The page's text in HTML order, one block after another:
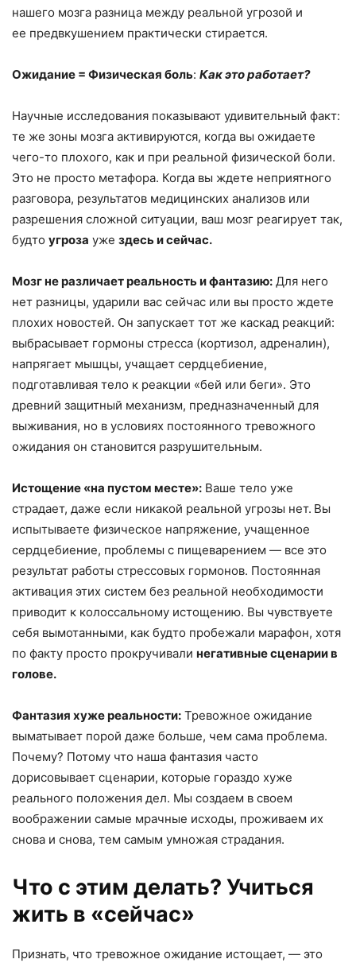
нашего мозга разница между реальной угрозой и
ее предвкушением практически стирается.
Ожидание = Физическая боль: Как это работает?
Научные исследования показывают удивительный факт:
те же зоны мозга активируются, когда вы ожидаете
чего-то плохого, как и при реальной физической боли.
Это не просто метафора. Когда вы ждете неприятного
разговора, результатов медицинских анализов или
разрешения сложной ситуации, ваш мозг реагирует так,
будто угроза уже здесь и сейчас.
Мозг не различает реальность и фантазию: Для него
нет разницы, ударили вас сейчас или вы просто ждете
плохих новостей. Он запускает тот же каскад реакций:
выбрасывает гормоны стресса (кортизол, адреналин),
напрягает мышцы, учащает сердцебиение,
подготавливая тело к реакции «бей или беги». Это
древний защитный механизм, предназначенный для
выживания, но в условиях постоянного тревожного
ожидания он становится разрушительным.
Истощение «на пустом месте»: Ваше тело уже
страдает, даже если никакой реальной угрозы нет. Вы
испытываете физическое напряжение, учащенное
сердцебиение, проблемы с пищеварением — все это
результат работы стрессовых гормонов. Постоянная
активация этих систем без реальной необходимости
приводит к колоссальному истощению. Вы чувствуете
себя вымотанными, как будто пробежали марафон, хотя
по факту просто прокручивали негативные сценарии в
голове.
Фантазия хуже реальности: Тревожное ожидание
выматывает порой даже больше, чем сама проблема.
Почему? Потому что наша фантазия часто
дорисовывает сценарии, которые гораздо хуже
реального положения дел. Мы создаем в своем
воображении самые мрачные исходы, проживаем их
снова и снова, тем самым умножая страдания.
Что с этим делать? Учиться
жить в «сейчас»
Признать, что тревожное ожидание истощает, — это